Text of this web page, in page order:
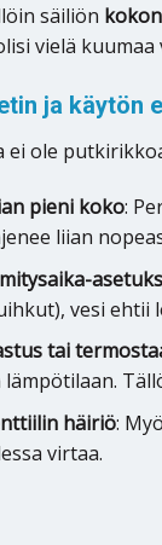
säiliön
vielä kuumaa
ja käytön
ei ole
pieni koko:
liian
vesi ehtii
tai
häiriö:
virtaa.